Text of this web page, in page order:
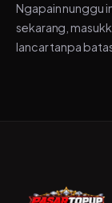
Ngapain nunggu
sekarang,
lancar tanpa